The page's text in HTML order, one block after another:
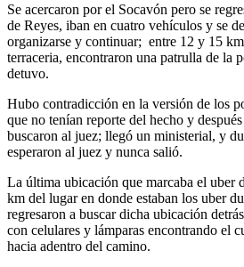
Se acercaron por el Socavón pero se
de Reyes, iban en cuatro vehículos y se
organizarse y continuar; entre 12 y 15
terraceria, encontraron una patrulla de la
detuvo.
Hubo contradicción en la versión de los
que no tenían reporte del hecho y
buscaron al juez; llegó un ministerial, y
esperaron al juez y nunca salió.
La última ubicación que marcaba el uber
km del lugar en donde estaban los uber
regresaron a buscar dicha ubicación
con celulares y lámparas encontrando el
hacia adentro del camino.